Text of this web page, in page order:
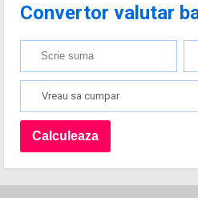
Convertor valutar
Vreau sa cumpar